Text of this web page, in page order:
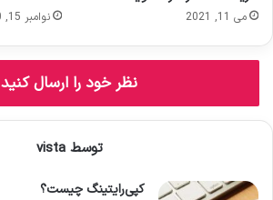
ا
د
ی
د
می 11, 2021 نوامبر 15, 2020
نظر خود را ارسال کنید
توسط vista
کپی‌رایتینگ چیست؟